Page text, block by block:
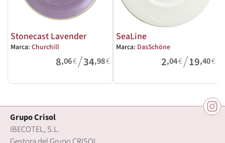
Stonecast Lavender
Marca: Churchill
8,06€/34,98€
SeaLine
Marca: DasSchöne
2,04€/19,40€
Grupo Crisol
IBECOTEL, S.L.